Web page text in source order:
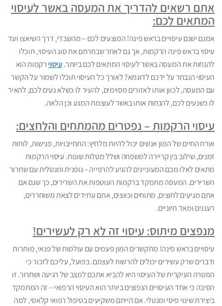
אתם רשאים להדריך את המעסה באשר לעיסוי
המתאים לכם:
אמנם ישנם עיסויים בראש פינה! המוצעים לכם – מהשבדי, דרך השיאצו ועד
עיסוי בראש פינה הרקמות, אך גם לאחר שבחרתם את סוג העיסוי, תוכלו
להנחות את המעסה באשר לעיסוי המתאים לכם ביותר. עיסוי רקמות הוא
העיסוי הנבחר על ידכם לדוגמא? לאורך כל העיסוי תוכלו לשמור על הקשר
עם המעסה, לכוון אותו לאזורים מסוימים, להעיר לו כשלא נעים לכם, להאיר
לו כשנעים לכם, להנחות אותו באשר לעוצמת המגע וכן הלאה.
עיסוי הרקמות – נפטרים מהמתחים והלחצים:
אורח החיים של המון אנשים יכול להיות מלחיץ: התחייבויות, פגישות, לוחות
זמנים, שילוב בין קריירה למשפחה ושלל מטלות שונות. עיסוי הרקמות
מתאים לאלו מכם המעוניינים להגיע להרפייה – גופנית ומנטלית עם שחרור
השרירים. המעסה מתמקד ברקמות העוטפות את השרירים, כך שגם אם
אתם מגיעים לחוצים, מתוחים וכווצים, אתם עתידים לצאת משוחררים,
רעננים ומאד חיוניים.
מנפצים מיתוס: עיסוי זה לא רק לעשירים!
עיסויים בראש פינה! מתקשרים המון פעמים עם עולמות של פנאי, מותרות
ודברים שרק עשירים יכולים להרשות לעצמם. בפועל, עליכם לזכור כי
המטרה העיקרית של העיסוי היא להביא אתכם למצב של רגיעה ושחרור. זו
הסיבה כי אחד העיסויים הנפוצים ביותר הוא העיסוי הרפואי – זה המתמקד
ביצירת שינוי פיסי ומנטלי. אם הייתם משקיעים בטיפול רפואי קלאסי, למה